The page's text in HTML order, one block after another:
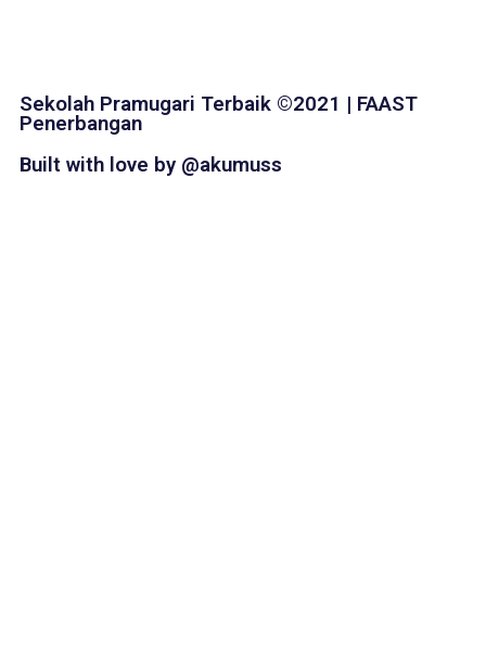
Sekolah Pramugari Terbaik ©2021 | FAAST
Penerbangan
Built with love by @akumuss